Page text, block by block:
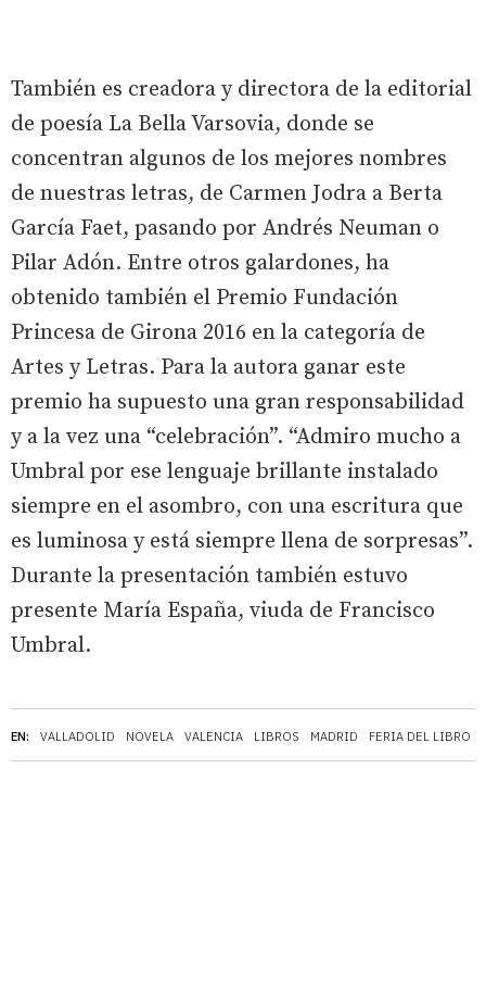
EN: VALLADOLID NOVELA VALENCIA LIBROS MADRID FERIA DEL LIBRO
También es creadora y directora de la editorial
de poesía La Bella Varsovia, donde se
concentran algunos de los mejores nombres
de nuestras letras, de Carmen Jodra a Berta
García Faet, pasando por Andrés Neuman o
Pilar Adón. Entre otros galardones, ha
obtenido también el Premio Fundación
Princesa de Girona 2016 en la categoría de
Artes y Letras. Para la autora ganar este
premio ha supuesto una gran responsabilidad
y a la vez una “celebración”. “Admiro mucho a
Umbral por ese lenguaje brillante instalado
siempre en el asombro, con una escritura que
es luminosa y está siempre llena de sorpresas”.
Durante la presentación también estuvo
presente María España, viuda de Francisco
Umbral.